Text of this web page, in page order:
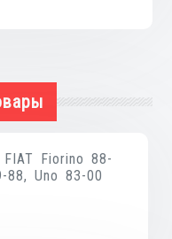
Fiorino 88-
88, Uno 83-00